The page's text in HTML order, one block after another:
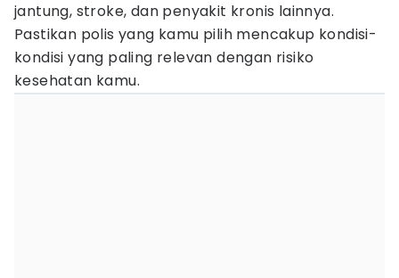
jantung, stroke, dan penyakit kronis lainnya.
Pastikan polis yang kamu pilih mencakup kondisi-
kondisi yang paling relevan dengan risiko
kesehatan kamu.